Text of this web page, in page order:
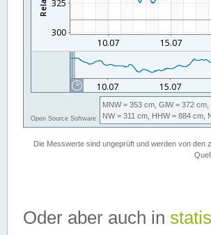
Oder aber auch in